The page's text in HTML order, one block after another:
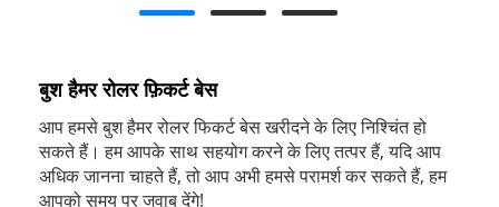
बुश हैमर रोलर फ़िकर्ट बेस
आप हमसे बुश हैमर रोलर फिकर्ट बेस खरीदने के लिए निश्चिंत हो
सकते हैं। हम आपके साथ सहयोग करने के लिए तत्पर हैं, यदि आप
अधिक जानना चाहते हैं, तो आप अभी हमसे परामर्श कर सकते हैं, हम
आपको समय पर जवाब देंगे!